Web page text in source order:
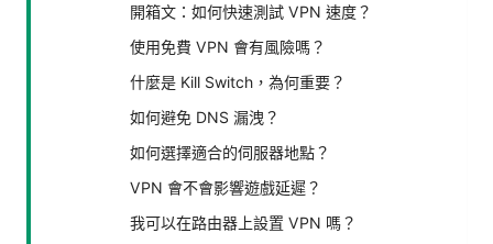
開箱文：如何快速測試 VPN 速度？
使用免費 VPN 會有風險嗎？
什麼是 Kill Switch，為何重要？
如何避免 DNS 漏洩？
如何選擇適合的伺服器地點？
VPN 會不會影響遊戲延遲？
我可以在路由器上設置 VPN 嗎？